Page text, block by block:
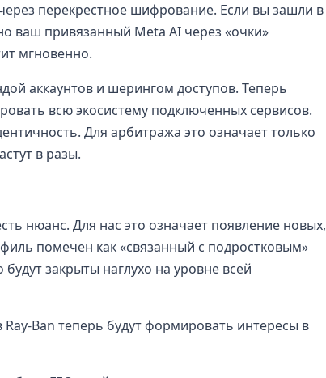
перекрестное шифрование. Если вы зашли в
ваш привязанный Meta AI через «очки»
мгновенно.
аккаунтов и шерингом доступов. Теперь
всю экосистему подключенных сервисов.
Для арбитража это означает только
в разы.
нюанс. Для нас это означает появление новых,
помечен как «связанный с подростковым»
закрыты наглухо на уровне всей
Ban теперь будут формировать интересы в